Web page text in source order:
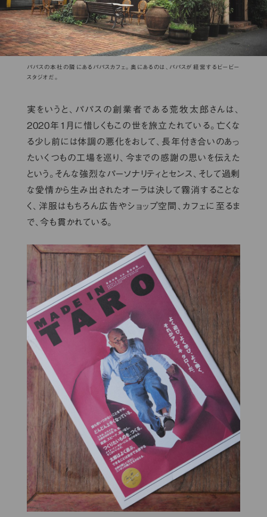
パパスの本社の隣にあるパパスカフェ。奥にあるのは、パパスが経営するビービー
スタジオだ。
実をいうと、パパスの創業者である荒牧太郎さんは、
2020年1月に惜しくもこの世を旅立たれている。亡くな
る少し前には体調の悪化をおして、長年付き合いのあっ
たいくつもの工場を巡り、今までの感謝の思いを伝えた
という。そんな強烈なパーソナリティとセンス、そして過剰
な愛情から生み出されたオーラは決して霧消することな
く、洋服はもちろん広告やショップ空間、カフェに至るま
で、今も貫かれている。